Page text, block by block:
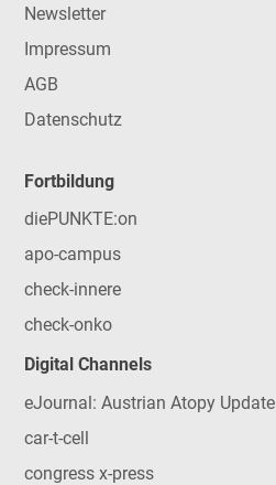
Newsletter
Impressum
AGB
Datenschutz
Fortbildung
diePUNKTE:on
apo-campus
check-innere
check-onko
Digital Channels
eJournal: Austrian Atopy Update
car-t-cell
congress x-press